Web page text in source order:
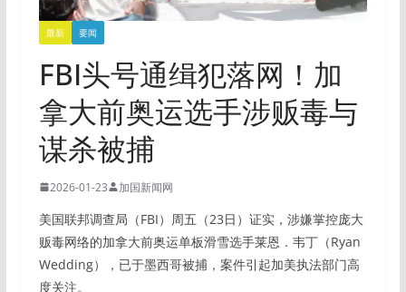
最新 要闻
FBI头号通缉犯落网！加
拿大前奥运选手涉贩毒与
谋杀被捕
2026-01-23 加国新闻网
美国联邦调查局（FBI）周五（23日）证实，涉嫌掌控庞大
贩毒网络的加拿大前奥运单板滑雪选手莱恩．韦丁（Ryan
Wedding），已于墨西哥被捕，案件引起加美执法部门高
度关注。